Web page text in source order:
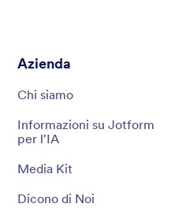
Azienda
Chi siamo
Informazioni su Jotform
per l'IA
Media Kit
Dicono di Noi